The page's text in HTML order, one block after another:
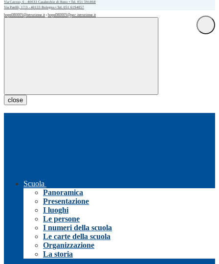
Via Cavour, 6 - 40033 Casalecchio di Reno • Tel. 051 591868
Via Panfili, 17/3 - 40133 Bologna • Tel. 051 6194857
bops080005@istruzione.it • bops080005@pec.istruzione.it
close
Scuola
Panoramica
Presentazione
I luoghi
Le persone
I numeri della scuola
Le carte della scuola
Organizzazione
La storia